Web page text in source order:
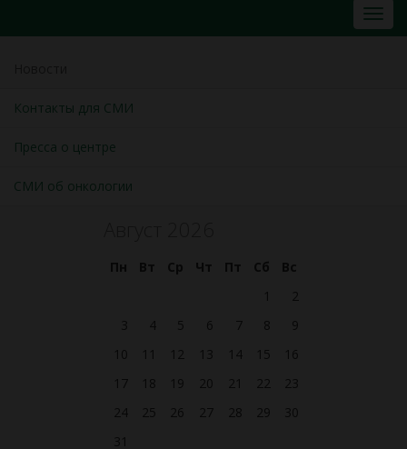
Контакты для СМИ
Пресса о центре
СМИ об онкологии
Пн Вт Ср Чт Пт Сб
Вс
1
2
3
4 5 6 7 8
9
10
11 12 13 14 15
16
17
18 19 20 21 22
23
24
25 26 27 28 29
30
31